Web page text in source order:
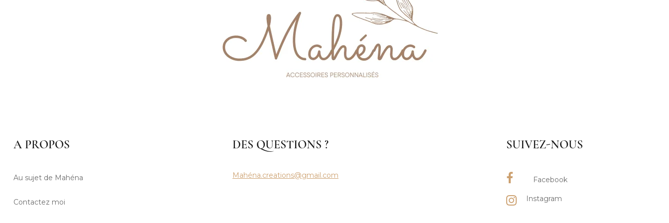
A PROPOS
Au sujet de Mahéna
Contactez moi
DES QUESTIONS ?
Mahéna.creations@gmail.com
SUIVEZ-NOUS
Facebook
Instagram